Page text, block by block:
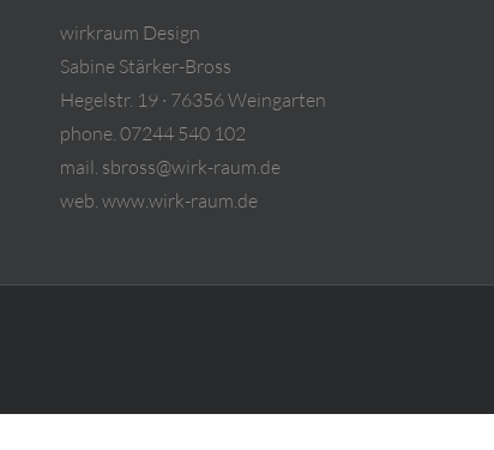
wirkraum Design
Sabine Stärker-Bross
Hegelstr. 19 · 76356 Weingarten
phone. 07244 540 102
mail. sbross@wirk-raum.de
web. www.wirk-raum.de